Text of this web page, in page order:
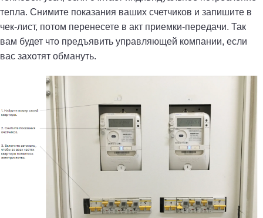
тепла. Снимите показания ваших счетчиков и запишите в
чек-лист, потом перенесете в акт приемки-передачи. Так
вам будет что предъявить управляющей компании, если
вас захотят обмануть.